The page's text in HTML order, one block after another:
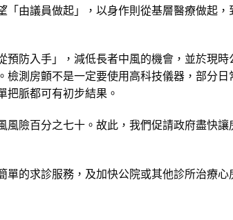
由議員做起」，以身作則從基層醫療做起，
預防入手」，減低長者中風的機會，並於現時
測房顫不是一定要使用高科技儀器，部分日
把脈都可有初步結果。
險百分之七十。故此，我們促請政府盡快讓
的求診服務，及加快公院或其他診所治療心